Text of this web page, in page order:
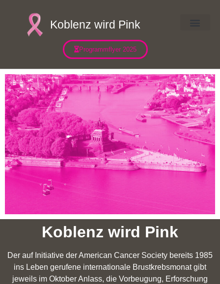
Koblenz wird Pink
Programmflyer 2025
Koblenz wird Pink
Der auf Initiative der American Cancer Society bereits 1985
ins Leben gerufene internationale Brustkrebsmonat gibt
jeweils im Oktober Anlass, die Vorbeugung, Erforschung